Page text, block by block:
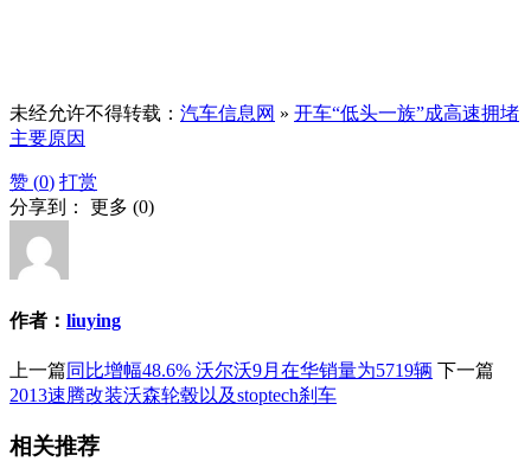
未经允许不得转载： 汽车信息网 » 开车“低头一族”成高速拥堵
主要原因
赞 (0) 打赏
分享到： 更多 (0)
作者： liuying
上一篇同比增幅48.6% 沃尔沃9月在华销量为5719辆 下一篇
2013速腾改装沃森轮毂以及stoptech刹车
相关推荐